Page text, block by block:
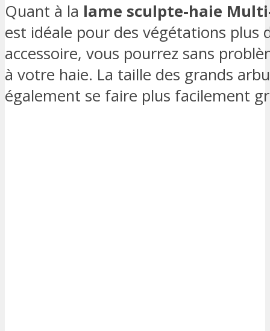
Quant à la lame sculpte-haie
est idéale pour des végétations plus
accessoire, vous pourrez sans
à votre haie. La taille des grands
également se faire plus facilement